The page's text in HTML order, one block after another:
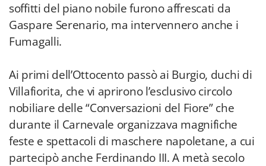
soffitti del piano nobile furono affrescati da
Gaspare Serenario, ma intervennero anche i
Fumagalli.
Ai primi dell’Ottocento passò ai Burgio, duchi di
Villafiorita, che vi aprirono l’esclusivo circolo
nobiliare delle “Conversazioni del Fiore” che
durante il Carnevale organizzava magnifiche
feste e spettacoli di maschere napoletane, a cui
partecipò anche Ferdinando III. A metà secolo